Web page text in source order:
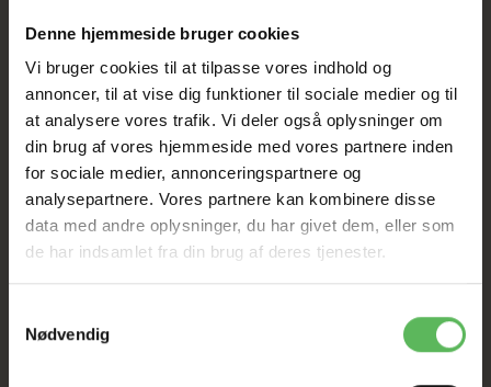
Denne hjemmeside bruger cookies
Vi bruger cookies til at tilpasse vores indhold og
annoncer, til at vise dig funktioner til sociale medier og til
at analysere vores trafik. Vi deler også oplysninger om
din brug af vores hjemmeside med vores partnere inden
for sociale medier, annonceringspartnere og
analysepartnere. Vores partnere kan kombinere disse
data med andre oplysninger, du har givet dem, eller som
de har indsamlet fra din brug af deres tjenester.
Nødvendig
HELE WEBSHOPPEN ER
SAT NED
Tilbud GÆLDER IKKE
I FYSISK BUTIKKERE